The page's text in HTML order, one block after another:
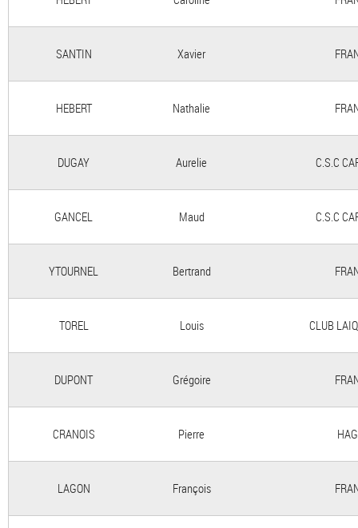
SANTIN Xavier
HEBERT Nathalie
DUGAY Aurelie C.S.C
GANCEL Maud C.S.C
YTOURNEL Bertrand
TOREL Louis CLUB
DUPONT Grégoire
CRANOIS Pierre
LAGON François